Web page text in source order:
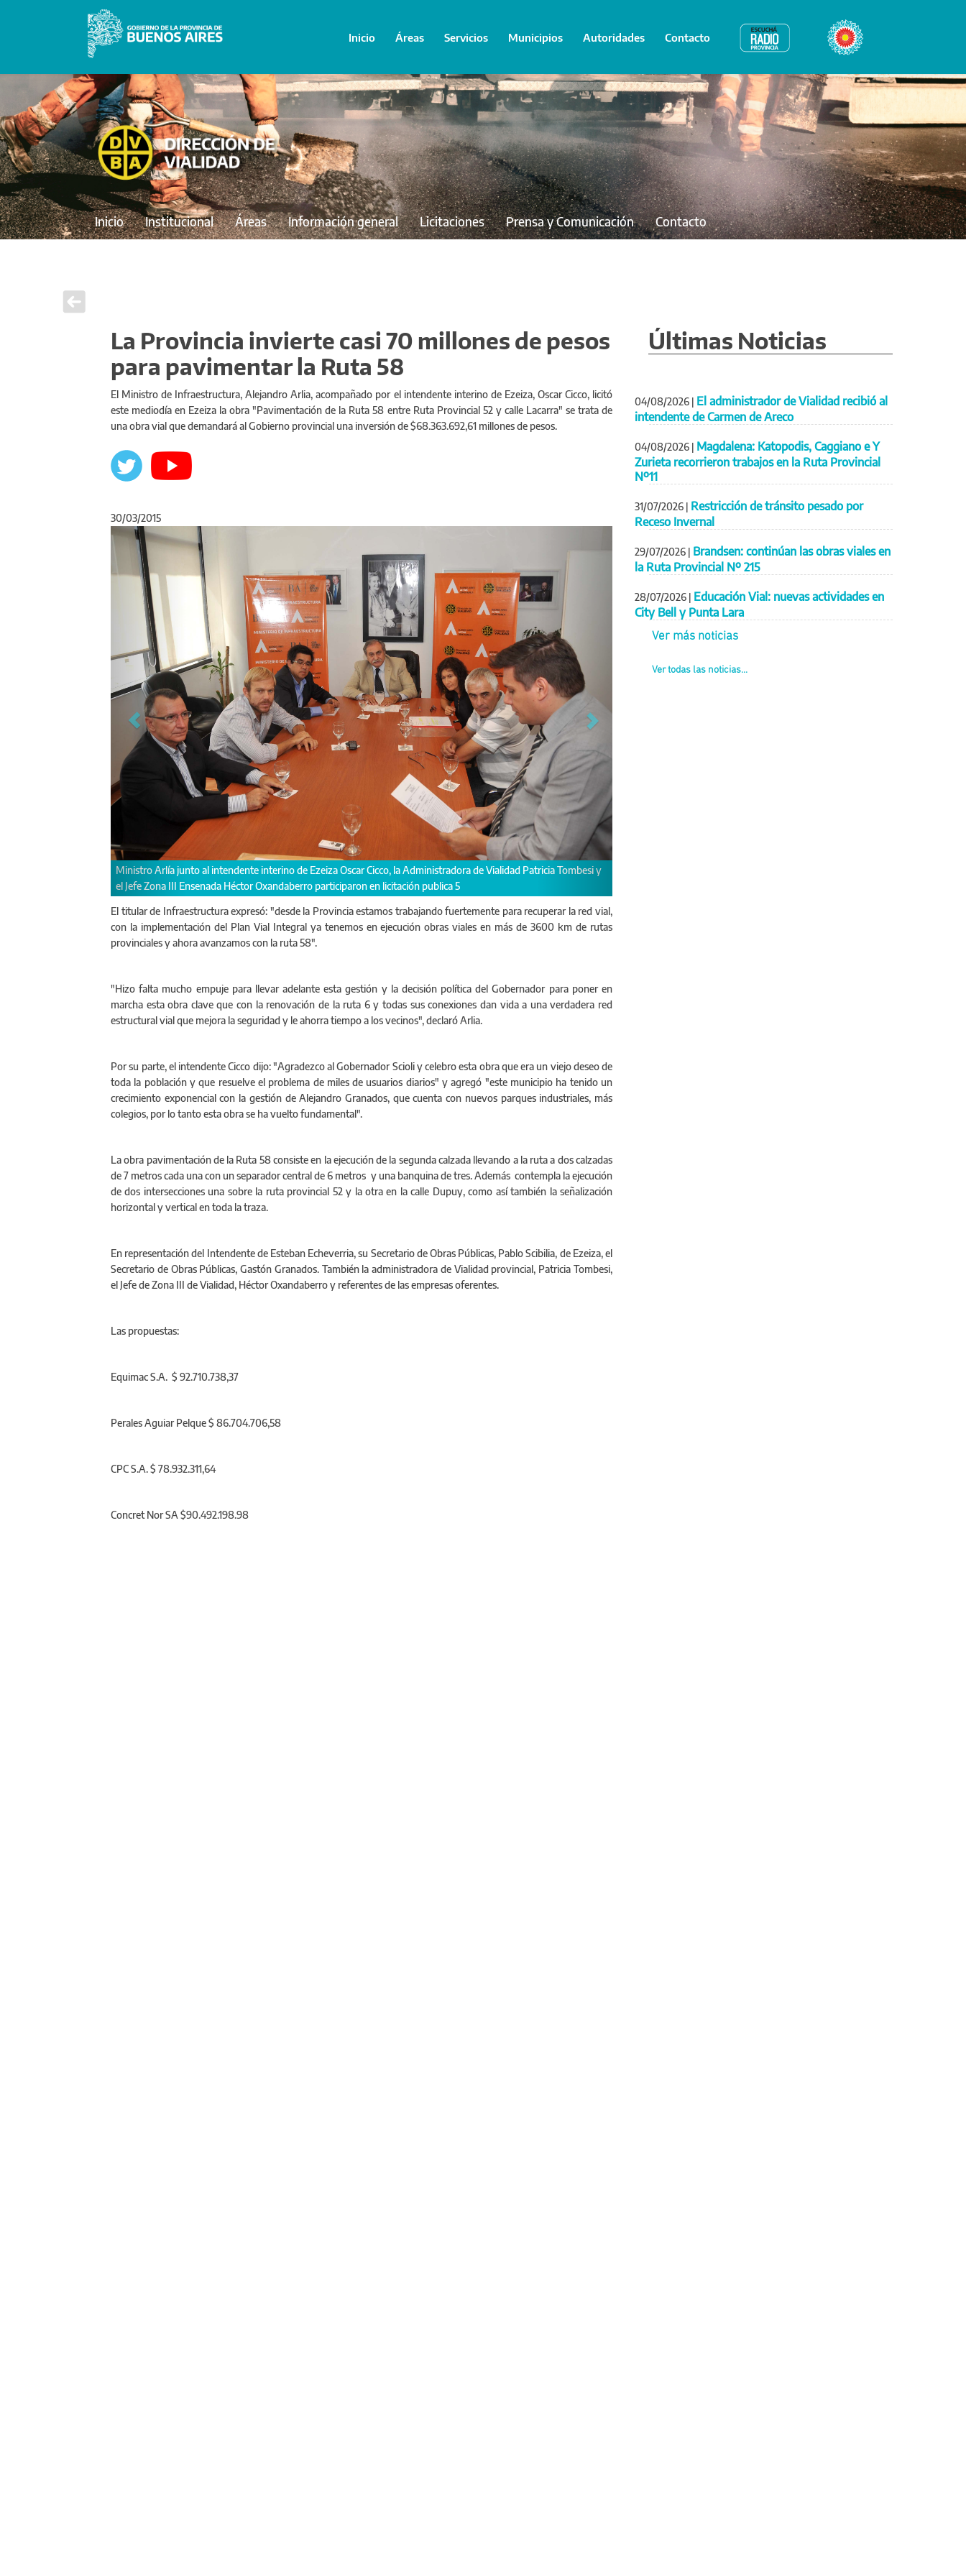
Inicio Áreas Servicios Municipios Autoridades Contacto Radio Provincia Bicentenario
Inicio Institucional Áreas Información general Licitaciones Prensa y Comunicación Contacto
La Provincia invierte casi 70 millones de pesos
para pavimentar la Ruta 58
El Ministro de Infraestructura, Alejandro Arlia, acompañado por el intendente interino de Ezeiza, Oscar Cicco, licitó
este mediodía en Ezeiza la obra "Pavimentación de la Ruta 58 entre Ruta Provincial 52 y calle Lacarra" se trata de
una obra vial que demandará al Gobierno provincial una inversión de $68.363.692,61 millones de pesos.
30/03/2015
de Vialidad Patricia Tombesi y
Se licitó en Ezeiza la obra "Pavimentación de la Ruta 58 entre Ruta Provincial 52 y calle Lacarra"
Anterior
El titular de Infraestructura expresó: "desde la Provincia estamos trabajando fuertemente para recuperar la red vial,
con la implementación del Plan Vial Integral ya tenemos en ejecución obras viales en más de 3600 km de rutas
provinciales y ahora avanzamos con la ruta 58".
"Hizo falta mucho empuje para llevar adelante esta gestión y la decisión política del Gobernador para poner en
marcha esta obra clave que con la renovación de la ruta 6 y todas sus conexiones dan vida a una verdadera red
estructural vial que mejora la seguridad y le ahorra tiempo a los vecinos", declaró Arlia.
Por su parte, el intendente Cicco dijo: "Agradezco al Gobernador Scioli y celebro esta obra que era un viejo deseo de
toda la población y que resuelve el problema de miles de usuarios diarios" y agregó "este municipio ha tenido un
crecimiento exponencial con la gestión de Alejandro Granados, que cuenta con nuevos parques industriales, más
colegios, por lo tanto esta obra se ha vuelto fundamental".
La obra pavimentación de la Ruta 58 consiste en la ejecución de la segunda calzada llevando a la ruta a dos calzadas
de 7 metros cada una con un separador central de 6 metros y una banquina de tres. Además contempla la ejecución
de dos intersecciones una sobre la ruta provincial 52 y la otra en la calle Dupuy, como así también la señalización
horizontal y vertical en toda la traza.
En representación del Intendente de Esteban Echeverria, su Secretario de Obras Públicas, Pablo Scibilia, de Ezeiza, el
Secretario de Obras Públicas, Gastón Granados. También la administradora de Vialidad provincial, Patricia Tombesi,
el Jefe de Zona III de Vialidad, Héctor Oxandaberro y referentes de las empresas oferentes.
Las propuestas:
Equimac S.A. $ 92.710.738,37
Perales Aguiar Pelque $ 86.704.706,58
CPC S.A. $ 78.932.311,64
Concret Nor SA $90.492.198.98
Últimas Noticias
04/08/2026 | El administrador de Vialidad recibió al
intendente de Carmen de Areco
04/08/2026 | Magdalena: Katopodis, Caggiano e Y
Zurieta recorrieron trabajos en la Ruta Provincial
Nº11
31/07/2026 | Restricción de tránsito pesado por
Receso Invernal
29/07/2026 | Brandsen: continúan las obras viales en
la Ruta Provincial Nº 215
28/07/2026 | Educación Vial: nuevas actividades en
City Bell y Punta Lara
Ver más noticias
Ver todas las noticias...